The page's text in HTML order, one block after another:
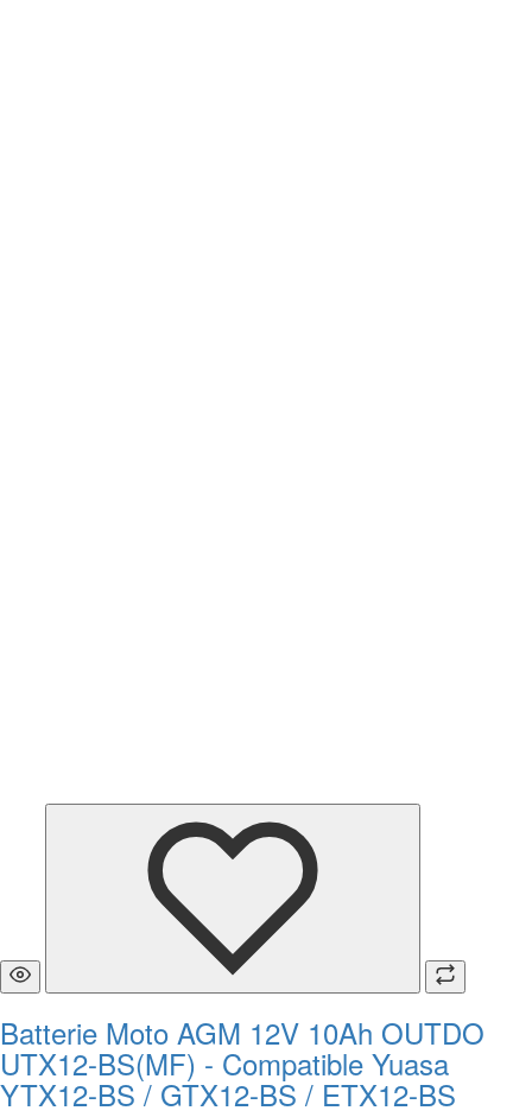
Batterie Moto AGM 12V 10Ah OUTDO
UTX12-BS(MF) - Compatible Yuasa
YTX12-BS / GTX12-BS / ETX12-BS